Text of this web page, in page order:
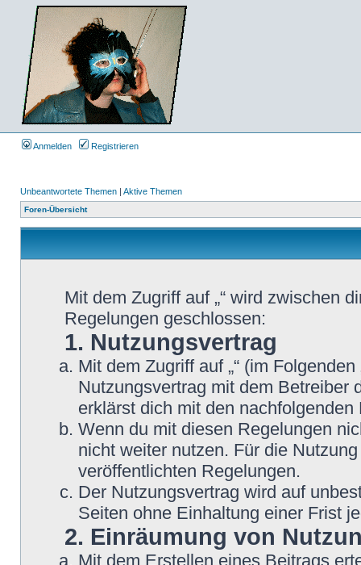
Anmelden Registrieren
Unbeantwortete Themen | Aktive Themen
Foren-Übersicht
Mit dem Zugriff auf „“ wird zwischen
Regelungen geschlossen:
1. Nutzungsvertrag
Mit dem Zugriff auf „“ (im
Nutzungsvertrag mit dem Betreiber
erklärst dich mit den
Wenn du mit diesen Regelungen
nicht weiter nutzen. Für die
veröffentlichten Regelungen.
Der Nutzungsvertrag wird auf
Seiten ohne Einhaltung einer Frist
2. Einräumung von
Mit dem Erstellen eines Beitrags